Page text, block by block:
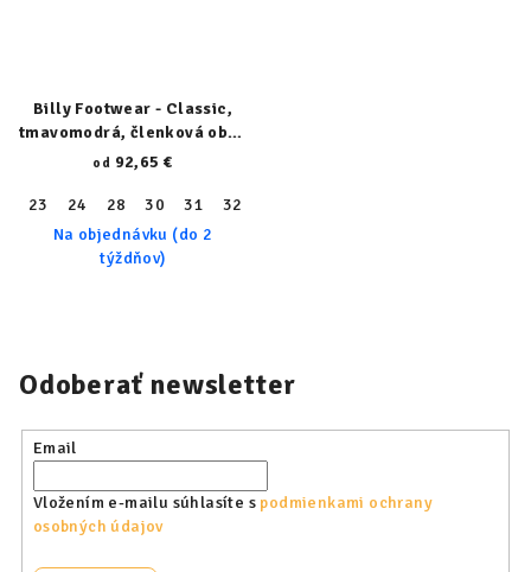
Billy Footwear - Classic,
tmavomodrá, členková obuv
23153-410-normal
od 92,65 €
23 24 28 30 31 32
Na objednávku (do 2
týždňov)
Odoberať newsletter
Email
Vložením e-mailu súhlasíte s podmienkami ochrany
osobných údajov